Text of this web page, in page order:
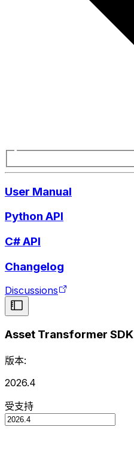
User Manual
Python API
C# API
Changelog
Discussions
Asset Transformer SDK
版本:
2026.4
受支持